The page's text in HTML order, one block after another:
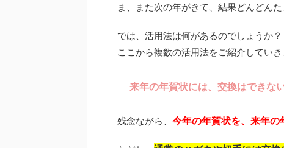
ま、また次の年がきて、結果どんどん
では、活用法は何があるのでしょうか？
ここから複数の活用法をご紹介してい
来年の年賀状には、交換はできな
残念ながら、 今年の年賀状を、来年の